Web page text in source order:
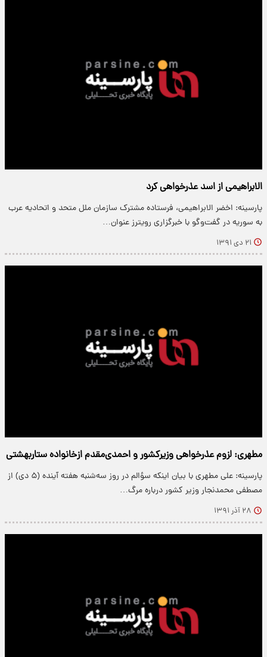
الابراهیمی از اسد عذرخواهی کرد
پارسینه: اخضر الابراهیمی، فرستاده مشترک سازمان ملل متحد و اتحادیه عرب
به سوریه در گفت‌وگو با خبرگزاری رویترز عنوان…
۲۱ دی ۱۳۹۱
مطهری: لزوم عذرخواهی وزیرکشور‌ و احمدی‌مقدم ازخانواده ستاربهشتی
پارسینه: علی مطهری با بیان اینکه سؤالم در روز سه‌شنبه هفته آینده (۵ دی) از
مصطفی محمدنجار وزیر کشور درباره مرگ…
۲۸ آذر ۱۳۹۱